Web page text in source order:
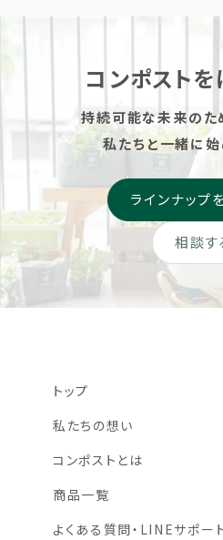
コンポストを
持続可能な未来のた
私たちと一緒に
相談す
ラインナップ
トップ
私たちの想い
コンポストとは
商品一覧
よくある質問・LINEサポー